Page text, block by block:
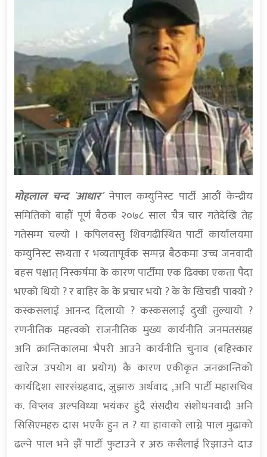
मोहलाल चन्द `आधार´नेपाल कम्युनिस्ट पार्टी आठौं केन्द्रीय
समितिको बाह्रौं पूर्ण बैठक २०७८ साल चैत्र चार गतेदेखि तेह्र
गतेसम्म चल्यो । कपिलवस्तु शिवगढीस्थित पार्टी कार्यालयमा
कम्युनिस्ट सभ्यता र भव्यतापूर्वक सम्पन्न बैठकमा उच्च जनवादी
बहस पश्चात् निस्कर्षमा के कारण पार्टीमा एक ढिक्का एकता पैदा
भएको थियो ? र बाहिर के के प्रचार भयो ? के के खिचडी पाक्यो ?
कस्कसलाई आनन्द दिलायो ? कस्कसलाई दुखी तुल्यायो ?
रणनीतिक महत्वको राजनीतिक मुख्य कार्यनीति जनमतसंग्रह
अनि क्रान्तिकालमा भैपरी आउने कार्यनीति चुनाव (बहिस्कार
खारेज उपयोग वा प्रयोग) कै कारण एकीकृत जनक्रान्तिको
कार्यदिशा सारसंग्रहवाद, जुझारु अर्थवाद ,अनि पार्टी महासचिव
क. विप्लव अल्पविध्या भयंकर हुंदै संसदीय संशोधनवादी अनि
सिसिएमहरु दास भएकै हुन त ? या हावाको लाग्ने पाल मुढाको
ढल्ने पाल भने झैं पार्टी फुटाउने र अरु कसैलाई रिझाउने दाउ